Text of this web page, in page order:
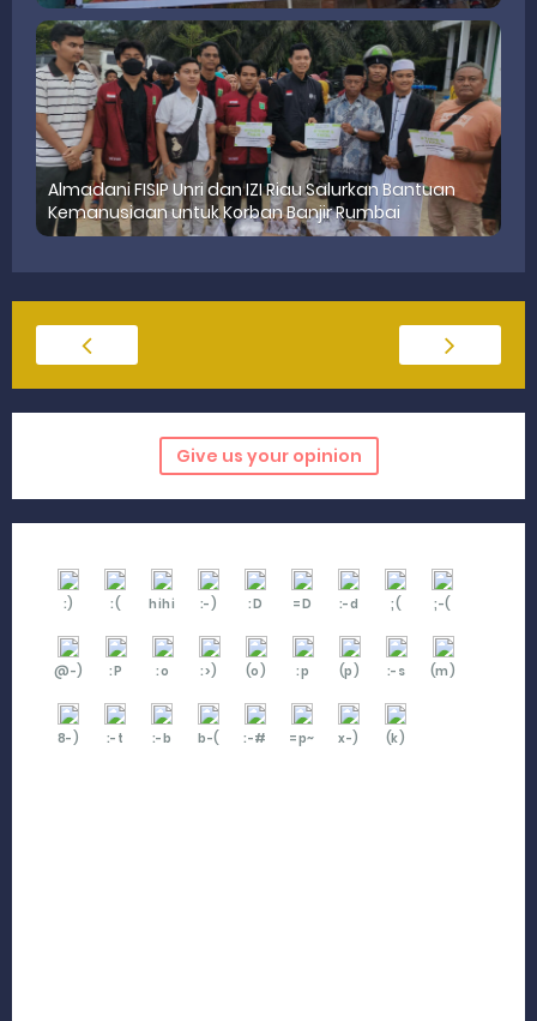
Almadani FISIP Unri dan IZI Riau Salurkan Bantuan
Kemanusiaan untuk Korban Banjir Rumbai
Give us your opinion
:) :( hihi :-) :D =D :-d ;( ;-(
@-) :P :o :>) (o) :p (p) :-s (m)
8-) :-t :-b b-( :-# =p~ x-) (k)